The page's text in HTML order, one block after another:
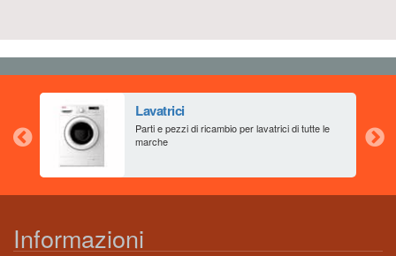
Lavatrici
Parti e pezzi di ricambio per lavatrici di tutte le
marche
Informazioni